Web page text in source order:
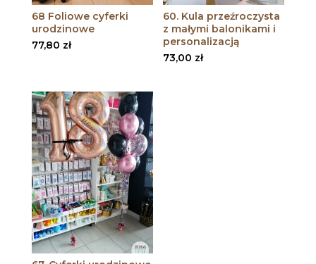
68 Foliowe cyferki
urodzinowe
77,80 zł
60. Kula przeźroczysta
z małymi balonikami i
personalizacją
73,00 zł